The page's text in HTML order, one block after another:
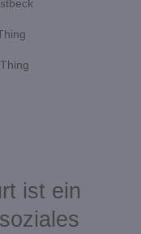
stbeck
Thing
ist ein